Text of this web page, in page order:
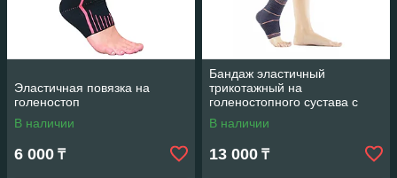
Эластичная повязка на
голеностоп
В наличии
6 000 ₸
Бандаж эластичный
трикотажный на
голеностопного сустава с
силиконовой вкладкой
В наличии
13 000 ₸